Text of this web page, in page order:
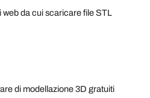
web da cui scaricare file STL
di modellazione 3D gratuiti